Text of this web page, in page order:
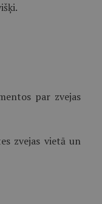
par zvejas
zvejas vietā un